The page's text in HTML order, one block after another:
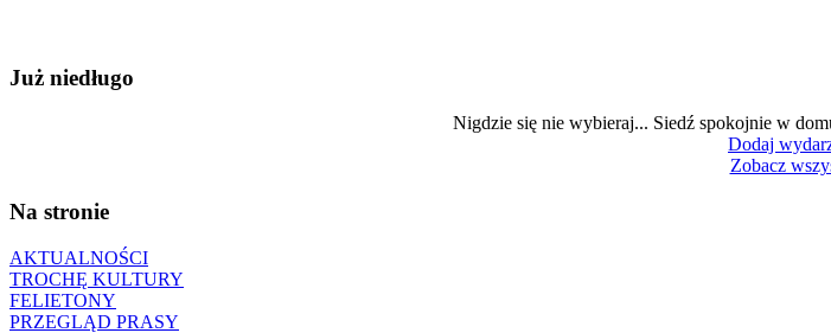
Już niedługo
Nigdzie się nie wybieraj... Siedź spokojnie w
Dodaj
Zobacz
Na stronie
AKTUALNOŚCI
TROCHĘ KULTURY
FELIETONY
PRZEGLĄD PRASY